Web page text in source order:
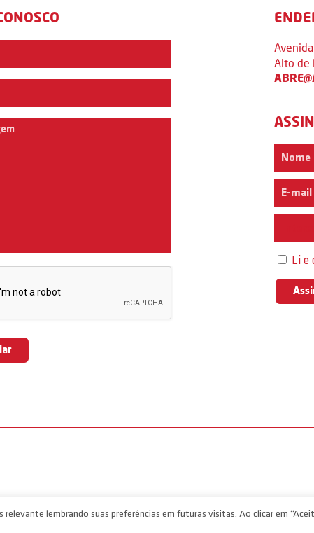
Alto de
Li e
lembrando suas preferências em futuras visitas. Ao clicar em